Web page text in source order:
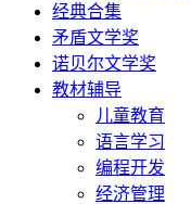
经典合集
矛盾文学奖
诺贝尔文学奖
教材辅导
儿童教育
语言学习
编程开发
经济管理